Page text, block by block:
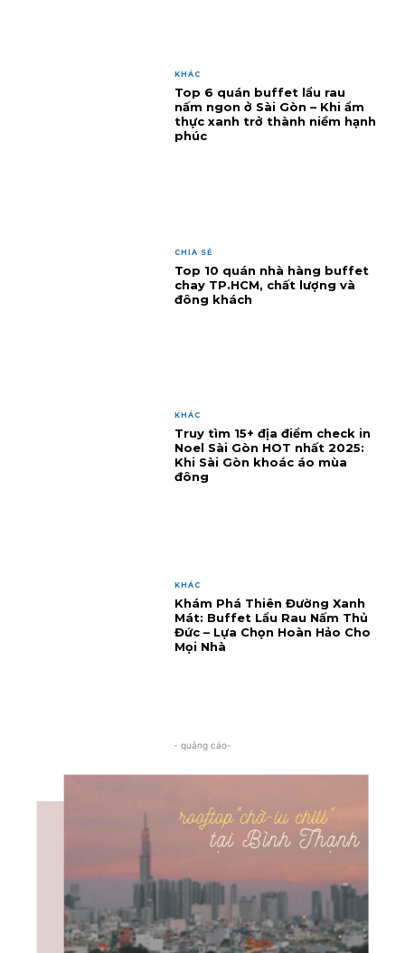
KHÁC
Top 6 quán buffet lẩu rau
nấm ngon ở Sài Gòn – Khi ẩm
thực xanh trở thành niềm hạnh
phúc
CHIA SẺ
Top 10 quán nhà hàng buffet
chay TP.HCM, chất lượng và
đông khách
KHÁC
Truy tìm 15+ địa điểm check in
Noel Sài Gòn HOT nhất 2025:
Khi Sài Gòn khoác áo mùa
đông
KHÁC
Khám Phá Thiên Đường Xanh
Mát: Buffet Lẩu Rau Nấm Thủ
Đức – Lựa Chọn Hoàn Hảo Cho
Mọi Nhà
- quảng cáo-